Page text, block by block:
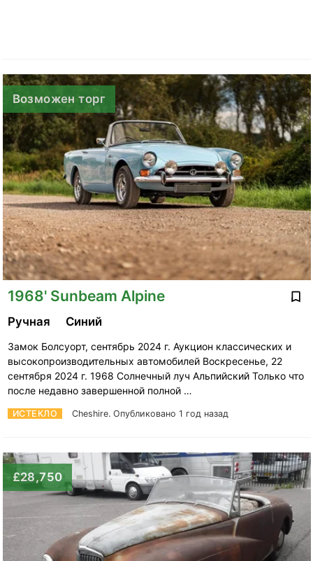
Возможен торг
1968' Sunbeam Alpine
ИСТЕКЛО Cheshire. Опубликовано 1 год назад
Ручная Синий
Замок Болсуорт, сентябрь 2024 г. Аукцион классических и
высокопроизводительных автомобилей Воскресенье, 22
сентября 2024 г. 1968 Солнечный луч Альпийский Только что
после недавно завершенной полной …
£28,750